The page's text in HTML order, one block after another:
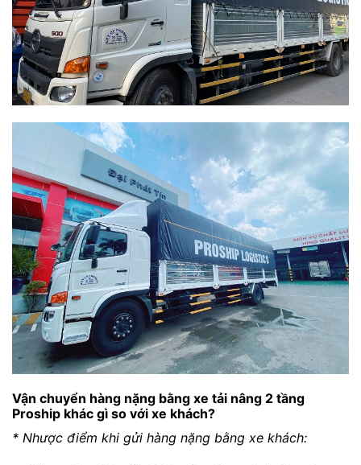
Vận chuyển hàng nặng bằng xe tải nâng 2 tầng
Proship khác gì so với xe khách?
* Nhược điểm khi gửi hàng nặng bằng xe khách: